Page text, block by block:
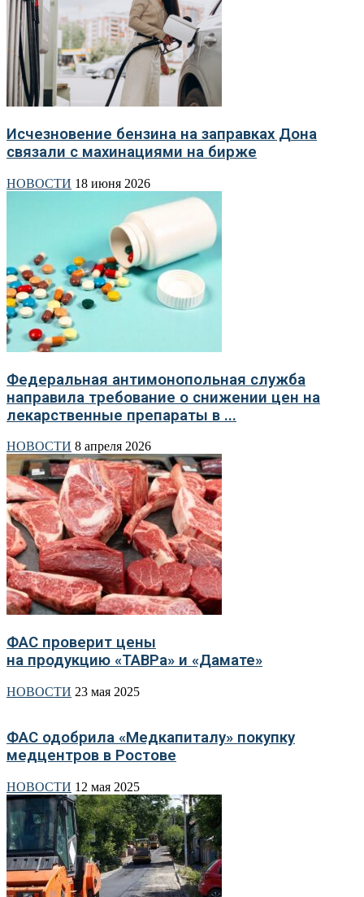
Исчезновение бензина на заправках Дона
связали с махинациями на бирже
НОВОСТИ 18 июня 2026
Федеральная антимонопольная служба
направила требование о снижении цен на
лекарственные препараты в ...
НОВОСТИ 8 апреля 2026
ФАС проверит цены
на продукцию «ТАВРа» и «Дамате»
НОВОСТИ 23 мая 2025
ФАС одобрила «Медкапиталу» покупку
медцентров в Ростове
НОВОСТИ 12 мая 2025